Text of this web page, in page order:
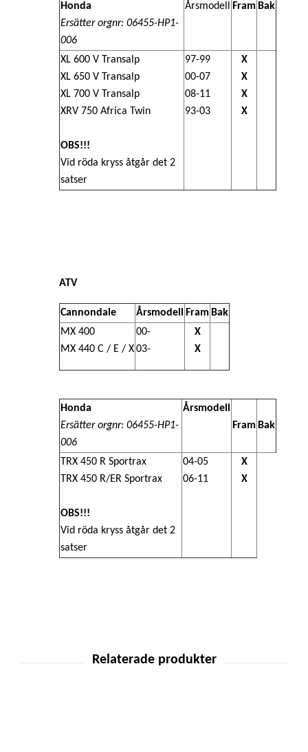
Honda
Ersätter orgnr: 06455-HP1-
006
Årsmodell Fram Bak
XL 600 V Transalp
XL 650 V Transalp
XL 700 V Transalp
XRV 750 Africa Twin
OBS!!!
Vid röda kryss åtgår det 2
satser
97-99
00-07
08-11
93-03
X
X
X
X
ATV
Cannondale Årsmodell Fram Bak
MX 400
MX 440 C / E / X
00-
03-
X
X
Honda
Ersätter orgnr: 06455-HP1-
006
Årsmodell
Fram Bak
TRX 450 R Sportrax
TRX 450 R/ER Sportrax
OBS!!!
Vid röda kryss åtgår det 2
satser
04-05
06-11
X
X